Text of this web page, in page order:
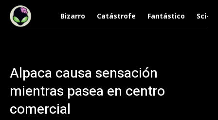
Bizarro Catástrofe Fantástico Sci-Fi
Alpaca causa sensación
mientras pasea en centro
comercial